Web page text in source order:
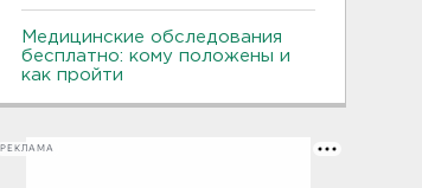
Медицинские обследования
бесплатно: кому положены и
как пройти
РЕКЛАМА